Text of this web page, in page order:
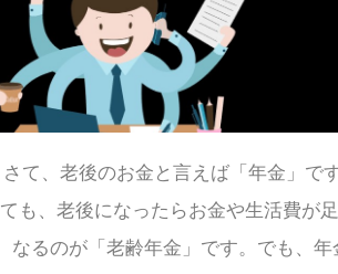
さて、老後のお金と言えば「年金」で
ても、老後になったらお金や生活費が
なるのが「老齢年金」です。でも、